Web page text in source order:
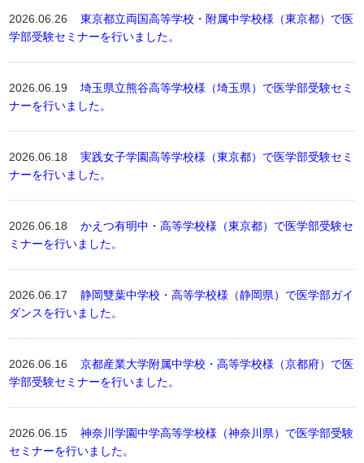
2026.06.26東京都立両国高等学校・附属中学校様（東京都）で医
学部受験セミナーを行いました。
2026.06.19埼玉県立熊谷高等学校様（埼玉県）で医学部受験セミ
ナーを行いました。
2026.06.18実践女子学園高等学校様（東京都）で医学部受験セミ
ナーを行いました。
2026.06.18かえつ有明中・高等学校様（東京都）で医学部受験セ
ミナーを行いました。
2026.06.17静岡雙葉中学校・高等学校様（静岡県）で医学部ガイ
ダンスを行いました。
2026.06.16京都産業大学附属中学校・高等学校様（京都府）で医
学部受験セミナーを行いました。
2026.06.15神奈川学園中学高等学校様（神奈川県）で医学部受験
セミナーを行いました。